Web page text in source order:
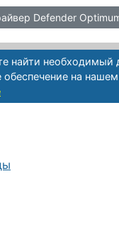
Defender
найти необходимый
на